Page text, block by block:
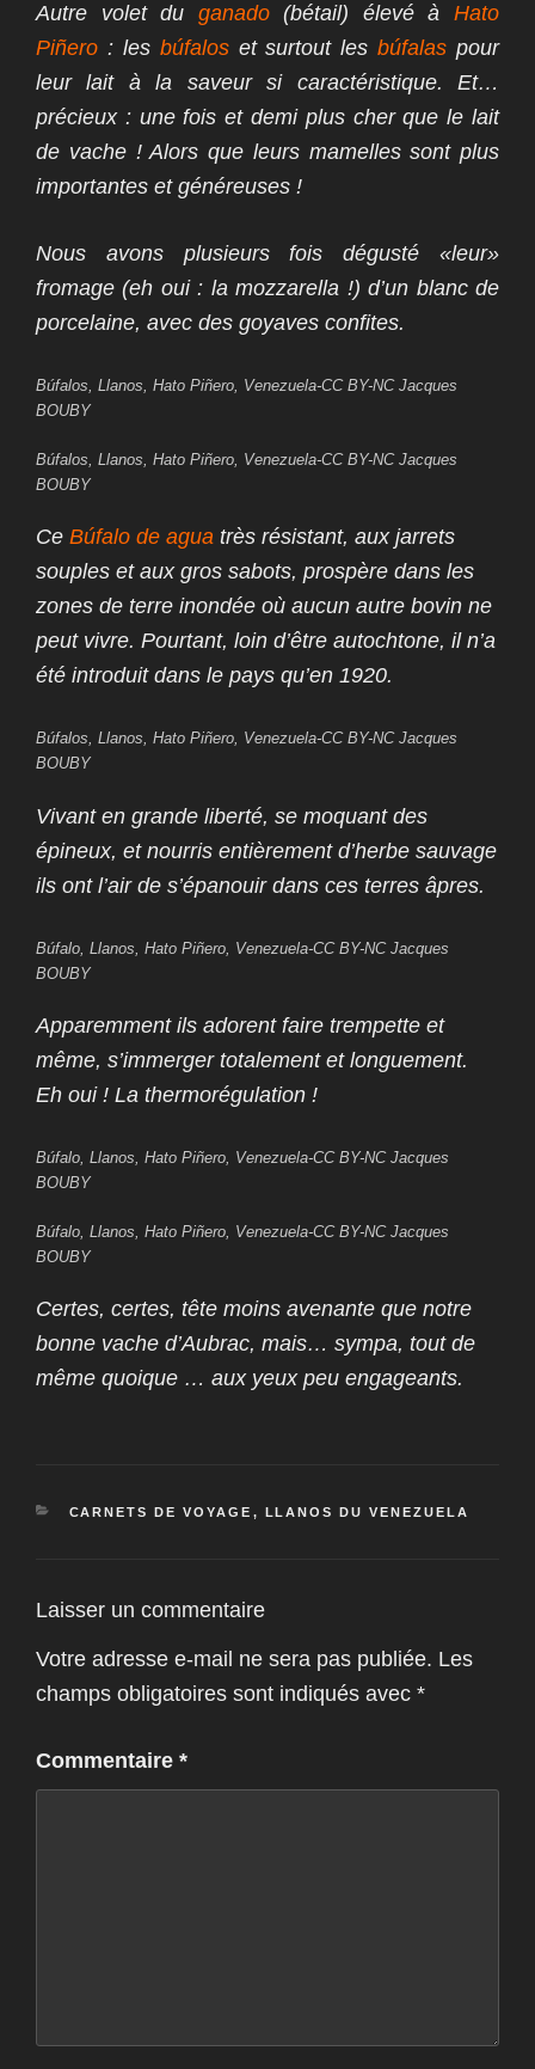
Autre volet du ganado(bétail) élevé àHato
Piñero : les búfaloset surtout lesbúfalas pour
leur lait à la saveur si caractéristique. Et…
précieux : une fois et demi plus cher que le lait
de vache ! Alors que leurs mamelles sont plus
importantes et généreuses !
Nous avons plusieurs fois dégusté «leur»
fromage (eh oui : la mozzarella !) d’un blanc de
porcelaine, avec des goyaves confites.
Búfalos, Llanos, Hato Piñero, Venezuela-CC BY-NC Jacques
BOUBY
Búfalos, Llanos, Hato Piñero, Venezuela-CC BY-NC Jacques
BOUBY
Ce Búfalo de agua très résistant, aux jarrets
souples et aux gros sabots, prospère dans les
zones de terre inondée où aucun autre bovin ne
peut vivre. Pourtant, loin d’être autochtone, il n’a
été introduit dans le pays qu’en 1920.
Búfalos, Llanos, Hato Piñero, Venezuela-CC BY-NC Jacques
BOUBY
Vivant en grande liberté, se moquant des
épineux, et nourris entièrement d’herbe sauvage
ils ont l’air de s’épanouir dans ces terres âpres.
Búfalo, Llanos, Hato Piñero, Venezuela-CC BY-NC Jacques
BOUBY
Apparemment ils adorent faire trempette et
même, s’immerger totalement et longuement.
Eh oui ! La thermorégulation !
Búfalo, Llanos, Hato Piñero, Venezuela-CC BY-NC Jacques
BOUBY
Búfalo, Llanos, Hato Piñero, Venezuela-CC BY-NC Jacques
BOUBY
Certes, certes, tête moins avenante que notre
bonne vache d’Aubrac, mais… sympa, tout de
même quoique … aux yeux peu engageants.
CATÉGORIES
CARNETS DE VOYAGE , LLANOS DU VENEZUELA
Laisser un commentaire
Votre adresse e-mail ne sera pas publiée. Les
champs obligatoires sont indiqués avec *
Commentaire *